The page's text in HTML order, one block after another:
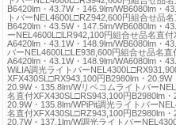
B6420lm・43.7W・146.9lm/WB6080lm・
トバーNEL4600L□RZ942,600円組合せ品
B6420lm・43.5W・147.5lm/WB6080lm・
ーNEL4600L□LR942,100円組合せ品名直
A6420lm・43.1W・148.9lm/WB6080lm・
バーNEL4600L□LE938,600円組合せ品名
A6420lm・43.1W・148.9lm/WA6080lm・
WiLIA調光ライトバー
XFX430SL□RX943,100円B2980lm・20.9W
20.9W・135.8lm/Wリベコムライトバー
名直付XFX430SL□RS943,100円B2980lm・
20.9W・135.8lm/WPiPit調光ライトバー
名直付XFX430SL□RZ943,100円B2980lm・
20.7W・137.1lm/W調光ライトバー